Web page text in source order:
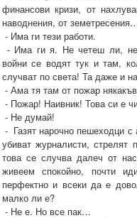
финансови кризи, от
наводнения, от
- Има ги тези работи.
- Има ги я. Не четеш ли, не
войни се водят тук и там,
случват по света! Та даже и
- Ама тя там от пожар
- Пожар! Наивник! Това си е
- Не думай!
- Газят нарочно пешеходци с
убиват журналисти,
това се случва далеч от
живеем спокойно, почти
перфектно и всеки да е
малко ли е?
- Не е. Но все пак…